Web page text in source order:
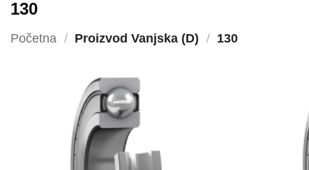
130
Početna / Proizvod Vanjska (D) / 130